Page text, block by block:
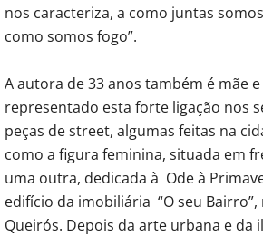
nos caracteriza, a como juntas
como somos fogo”.
A autora de 33 anos também é mãe
representado esta forte ligação nos
peças de street, algumas feitas na
como a figura feminina, situada em
uma outra, dedicada à Ode à
edifício da imobiliária “O seu Bairro”,
Queirós. Depois da arte urbana e da